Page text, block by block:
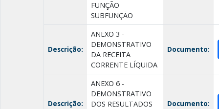
FUNÇÃO
SUBFUNÇÃO
Descrição:
ANEXO 3 -
DEMONSTRATIVO
DA RECEITA
CORRENTE LÍQUIDA
Documento:
Descrição:
ANEXO 6 -
DEMONSTRATIVO
DOS RESULTADOS
Documento: